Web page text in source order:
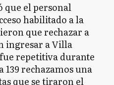
que el personal
habilitado a la
que rechazar a
ingresar a Villa
repetitiva durante
139 rechazamos una
que se tiraron el